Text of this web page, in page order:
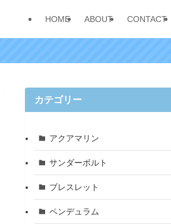
HOME ABOUT CONTACT
カテゴリー
アクアマリン
サンダーボルト
ブレスレット
ペンデュラム